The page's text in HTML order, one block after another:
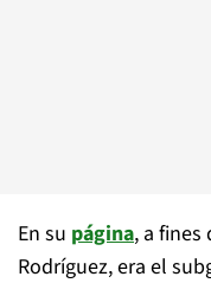
En su página, a fines
Rodríguez, era el